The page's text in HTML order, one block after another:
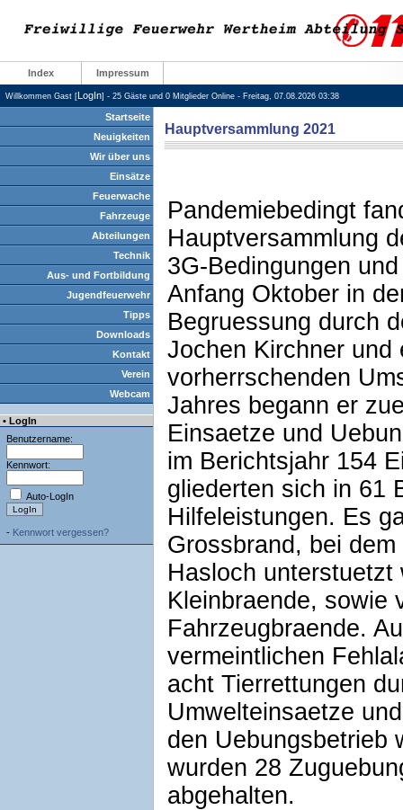
Index Impressum
Willkommen Gast [LogIn] - 25 Gäste und 0 Mitglieder Online - Freitag, 07.08.2026 03:38
Startseite
Neuigkeiten
Wir über uns
Einsätze
Feuerwache
Fahrzeuge
Abteilungen
Technik
Aus- und Fortbildung
Jugendfeuerwehr
Tipps
Downloads
Kontakt
Verein
Webcam
• LogIn
Benutzername:
Kennwort:
Auto-LogIn
- Kennwort vergessen?
Hauptversammlung 2021
Pandemiebedingt
Hauptversammlung
3G-Bedingungen
Anfang Oktober in
Begruessung durch
Jochen Kirchner und
vorherrschenden
Jahres begann er
Einsaetze und
im Berichtsjahr 154
gliederten sich in 61
Hilfeleistungen. Es
Grossbrand, bei
Hasloch
Kleinbraende, sowie
Fahrzeugbraende.
vermeintlichen
acht Tierrettungen
Umwelteinsaetze
den Uebungsbetrieb
wurden 28
abgehalten.